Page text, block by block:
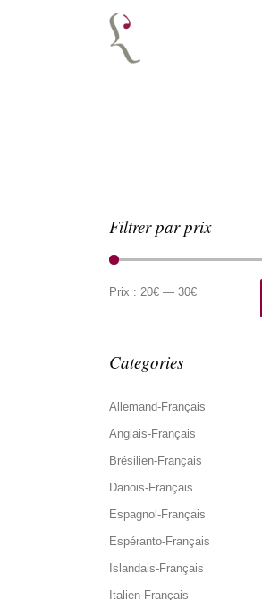
Filtrer par prix
min
max
Prix : 20€ — 30€
Categories
Allemand-Français
Anglais-Français
Brésilien-Français
Danois-Français
Espagnol-Français
Espéranto-Français
Islandais-Français
Italien-Français